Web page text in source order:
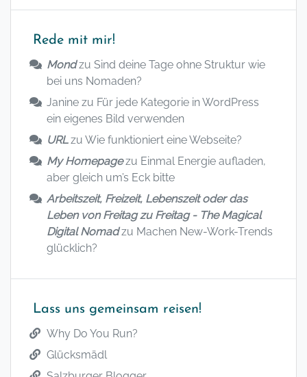
Rede mit mir!
Mondzu Sind deine Tage ohne Struktur wie
bei uns Nomaden?
Janine zu Für jede Kategorie in WordPress
ein eigenes Bild verwenden
URLzu Wie funktioniert eine Webseite?
My Homepagezu Einmal Energie aufladen,
aber gleich um’s Eck bitte
Arbeitszeit, Freizeit, Lebenszeit oder das
Leben von Freitag zu Freitag - The Magical
Digital Nomadzu Machen New-Work-Trends
glücklich?
Lass uns gemeinsam reisen!
Why Do You Run?
Glücksmädl